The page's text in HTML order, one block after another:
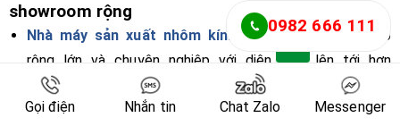
showroom rộng
Nhà máy sản xuất nhôm kính Pswindow có quy mô
rộng lớn và chuyên nghiệp với diện tích lên tới hơn
2500m2.
Áp dụng quy trình 5S trong sản xuất đạt chất lượng hiệu
Gọi điện Nhắn tin Chat Zalo Messenger
0982 666 111